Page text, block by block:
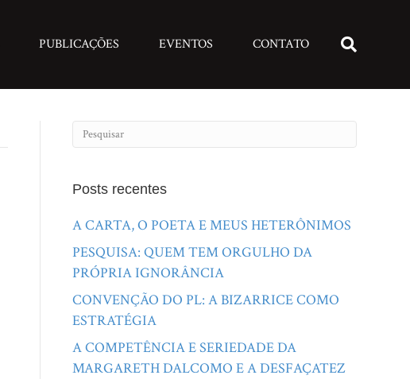
PUBLICAÇÕES EVENTOS CONTATO
Posts recentes
A CARTA, O POETA E MEUS HETERÔNIMOS
PESQUISA: QUEM TEM ORGULHO DA
PRÓPRIA IGNORÂNCIA
CONVENÇÃO DO PL: A BIZARRICE COMO
ESTRATÉGIA
A COMPETÊNCIA E SERIEDADE DA
MARGARETH DALCOMO E A DESFAÇATEZ